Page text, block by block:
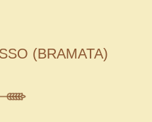
(BRAMATA)